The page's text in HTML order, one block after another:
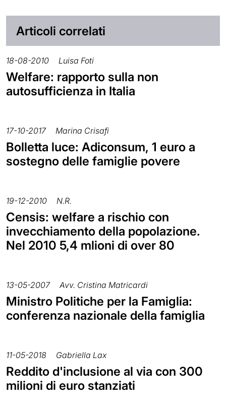
Articoli correlati
18-08-2010 Luisa Foti
Welfare: rapporto sulla non
autosufficienza in Italia
17-10-2017 Marina Crisafi
Bolletta luce: Adiconsum, 1 euro a
sostegno delle famiglie povere
19-12-2010 N.R.
Censis: welfare a rischio con
invecchiamento della popolazione.
Nel 2010 5,4 mlioni di over 80
13-05-2007 Avv. Cristina Matricardi
Ministro Politiche per la Famiglia:
conferenza nazionale della famiglia
11-05-2018 Gabriella Lax
Reddito d'inclusione al via con 300
milioni di euro stanziati